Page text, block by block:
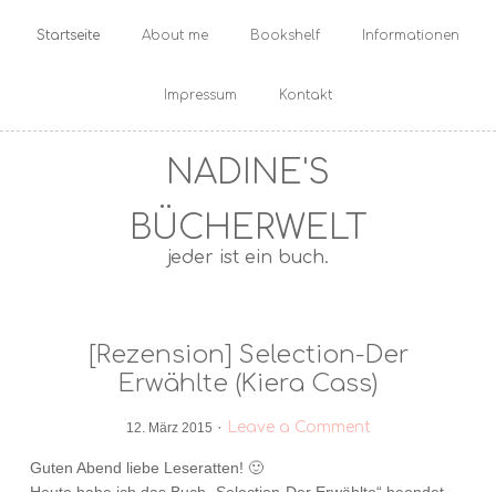
Startseite About me Bookshelf Informationen
Impressum Kontakt
NADINE'S
BÜCHERWELT
jeder ist ein buch.
[Rezension] Selection-Der
Erwählte (Kiera Cass)
12. März 2015 · Leave a Comment
Guten Abend liebe Leseratten! 🙂